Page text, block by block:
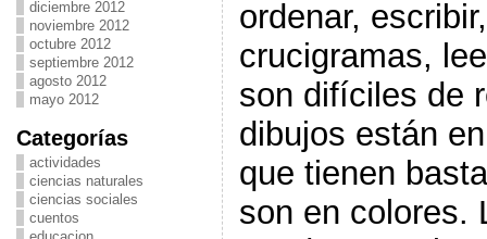
diciembre 2012
noviembre 2012
octubre 2012
septiembre 2012
agosto 2012
mayo 2012
Categorías
actividades
ciencias naturales
ciencias sociales
cuentos
ordenar,
crucigramas,
son difíciles de
dibujos están
que tienen
son en colores.